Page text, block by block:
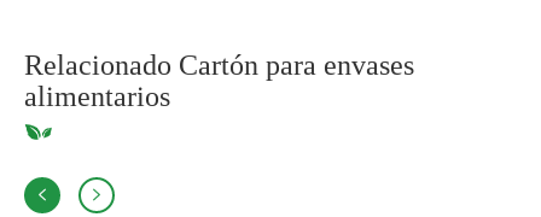
Relacionado Cartón para envases
alimentarios
 